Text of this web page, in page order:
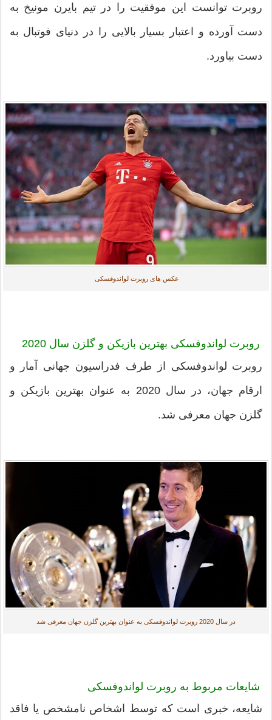
روبرت توانست این موفقیت را در تیم بایرن مونیخ به
دست آورده و اعتبار بسیار بالایی را در دنیای فوتبال به
دست بیاورد.
عکس های روبرت لواندوفسکی
روبرت لواندوفسکی بهترین بازیکن و گلزن سال 2020
روبرت لواندوفسکی از طرف فدراسیون جهانی آمار و
ارقام جهان، در سال 2020 به عنوان بهترین بازیکن و
گلزن جهان معرفی شد.
در سال 2020 روبرت لواندوفسکی به عنوان بهترین گلزن جهان معرفی شد
شایعات مربوط به روبرت لواندوفسکی
شایعه، خبری است که توسط اشخاص نامشخص یا فاقد